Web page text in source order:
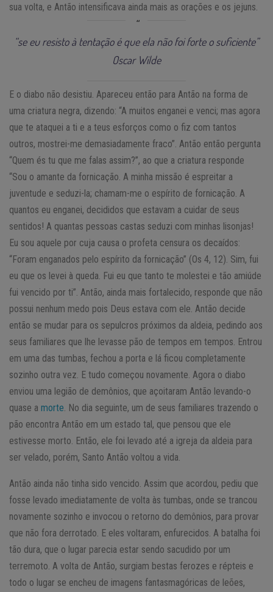
sua volta, e Antão intensificava ainda mais as orações e os jejuns.
“se eu resisto à tentação é que ela não foi forte o suficiente”
Oscar Wilde
E o diabo não desistiu. Apareceu então para Antão na forma de
uma criatura negra, dizendo: “A muitos enganei e venci; mas agora
que te ataquei a ti e a teus esforços como o fiz com tantos
outros, mostrei-me demasiadamente fraco”. Antão então pergunta
“Quem és tu que me falas assim?”, ao que a criatura responde
“Sou o amante da fornicação. A minha missão é espreitar a
juventude e seduzi-la; chamam-me o espírito de fornicação. A
quantos eu enganei, decididos que estavam a cuidar de seus
sentidos! A quantas pessoas castas seduzi com minhas lisonjas!
Eu sou aquele por cuja causa o profeta censura os decaídos:
“Foram enganados pelo espírito da fornicação” (Os 4, 12). Sim, fui
eu que os levei à queda. Fui eu que tanto te molestei e tão amiúde
fui vencido por ti”. Antão, ainda mais fortalecido, responde que não
possui nenhum medo pois Deus estava com ele. Antão decide
então se mudar para os sepulcros próximos da aldeia, pedindo aos
seus familiares que lhe levasse pão de tempos em tempos. Entrou
em uma das tumbas, fechou a porta e lá ficou completamente
sozinho outra vez. E tudo começou novamente. Agora o diabo
enviou uma legião de demônios, que açoitaram Antão levando-o
quase a morte . No dia seguinte, um de seus familiares trazendo o
pão encontra Antão em um estado tal, que pensou que ele
estivesse morto. Então, ele foi levado até a igreja da aldeia para
ser velado, porém, Santo Antão voltou a vida.
Antão ainda não tinha sido vencido. Assim que acordou, pediu que
fosse levado imediatamente de volta às tumbas, onde se trancou
novamente sozinho e invocou o retorno do demônios, para provar
que não fora derrotado. E eles voltaram, enfurecidos. A batalha foi
tão dura, que o lugar parecia estar sendo sacudido por um
terremoto. A volta de Antão, surgiam bestas ferozes e répteis e
todo o lugar se encheu de imagens fantasmagóricas de leões,